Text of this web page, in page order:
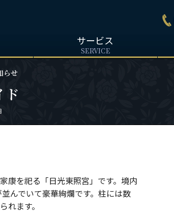
サービス
SERVICE
らせ
ド
康を祀る「日光東照宮」です。境内
んでいて豪華絢爛です。柱には数
れます。